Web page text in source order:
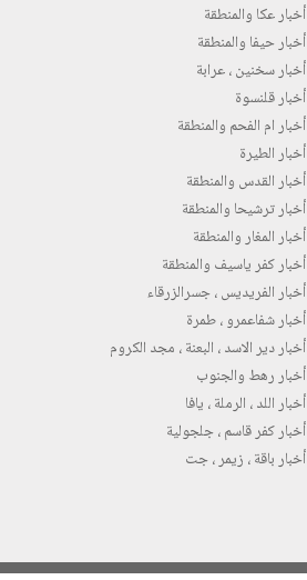
أخبار عكا والمنطقة
أخبار حيفا والمنطقة
أخبار سخنين ، عرابة
أخبار قلنسوة
أخبار ام الفحم والمنطقة
أخبار الطيرة
أخبار القدس والمنطقة
أخبار ترشيحا والمنطقة
أخبار المغار والمنطقة
أخبار كفر ياسيف والمنطقة
أخبار الفريديس ، جسرالزرقاء
أخبار شفاعمرو ، طمرة
أخبار دير الاسد ، البعنة ، مجد الكروم
أخبار رهط والجنوب
أخبار اللد ، الرملة ، يافا
أخبار كفر قاسم ، جلجولية
أخبار باقة ، زيمر ، جت